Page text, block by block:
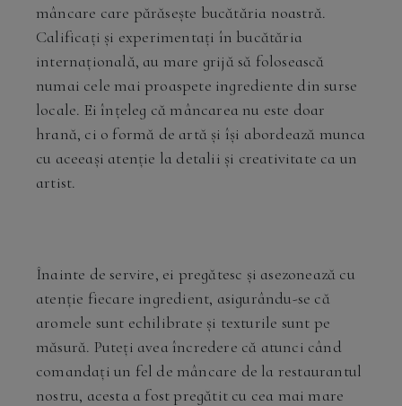
mâncare care părăsește bucătăria noastră.
Calificați și experimentați în bucătăria
internațională, au mare grijă să folosească
numai cele mai proaspete ingrediente din surse
locale. Ei înțeleg că mâncarea nu este doar
hrană, ci o formă de artă și își abordează munca
cu aceeași atenție la detalii și creativitate ca un
artist.
Înainte de servire, ei pregătesc și asezonează cu
atenție fiecare ingredient, asigurându-se că
aromele sunt echilibrate și texturile sunt pe
măsură. Puteți avea încredere că atunci când
comandați un fel de mâncare de la restaurantul
nostru, acesta a fost pregătit cu cea mai mare